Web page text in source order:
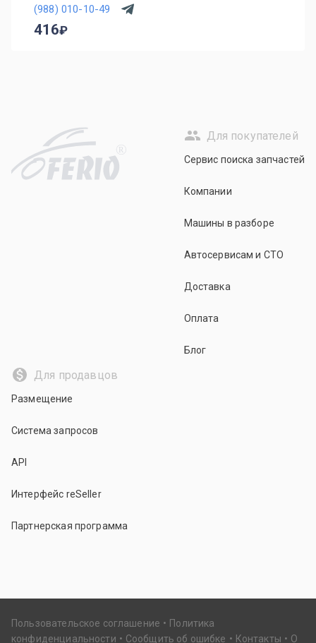
(988) 010-10-49
416
R
Для покупателей
Сервис поиска запчастей
Компании
Машины в разборе
Автосервисам и СТО
Доставка
Оплата
Блог
Для продавцов
Размещение
Система запросов
API
Интерфейс reSeller
Партнерская программа
Пользовательское соглашение
Политика
конфиденциальности
Сообщить об ошибке Контакты О